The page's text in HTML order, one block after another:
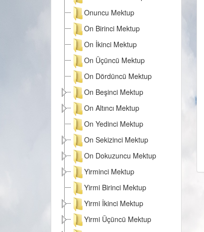
Onuncu Mektup
On Birinci Mektup
On İkinci Mektup
On Üçüncü Mektup
On Dördüncü Mektup
On Beşinci Mektup
On Altıncı Mektup
On Yedinci Mektup
On Sekizinci Mektup
On Dokuzuncu Mektup
Yirminci Mektup
Yirmi Birinci Mektup
Yirmi İkinci Mektup
Yirmi Üçüncü Mektup